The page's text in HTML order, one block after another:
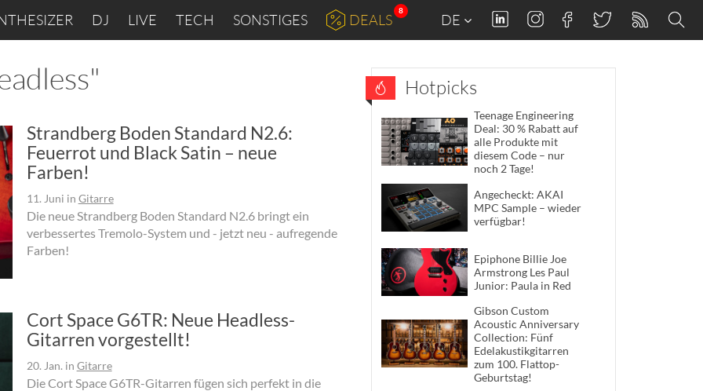
DJ LIVE TECH SONSTIGES DEALS
8
DE
Strandberg Boden Standard N2.6:
Feuerrot und Black Satin – neue
Farben!
11. Juni in Gitarre
Die neue Strandberg Boden Standard N2.6 bringt ein
verbessertes Tremolo-System und - jetzt neu - aufregende
Farben!
Cort Space G6TR: Neue Headless-
Gitarren vorgestellt!
20. Jan. in Gitarre
Die Cort Space G6TR-Gitarren fügen sich perfekt in die
Hotpicks
Teenage Engineering
Deal: 30 % Rabatt auf
alle Produkte mit
diesem Code – nur
noch 2 Tage!
Angecheckt: AKAI
MPC Sample – wieder
verfügbar!
Epiphone Billie Joe
Armstrong Les Paul
Junior: Paula in Red
Gibson Custom
Acoustic Anniversary
Collection: Fünf
Edelakustikgitarren
zum 100. Flattop-
Geburtstag!